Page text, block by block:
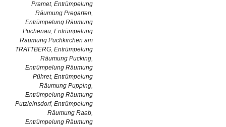
Pramet, Entrümpelung
Räumung Pregarten,
Entrümpelung Räumung
Puchenau, Entrümpelung
Räumung Puchkirchen am
TRATTBERG, Entrümpelung
Räumung Pucking,
Entrümpelung Räumung
Pühret, Entrümpelung
Räumung Pupping,
Entrümpelung Räumung
Putzleinsdorf, Entrümpelung
Räumung Raab,
Entrümpelung Räumung